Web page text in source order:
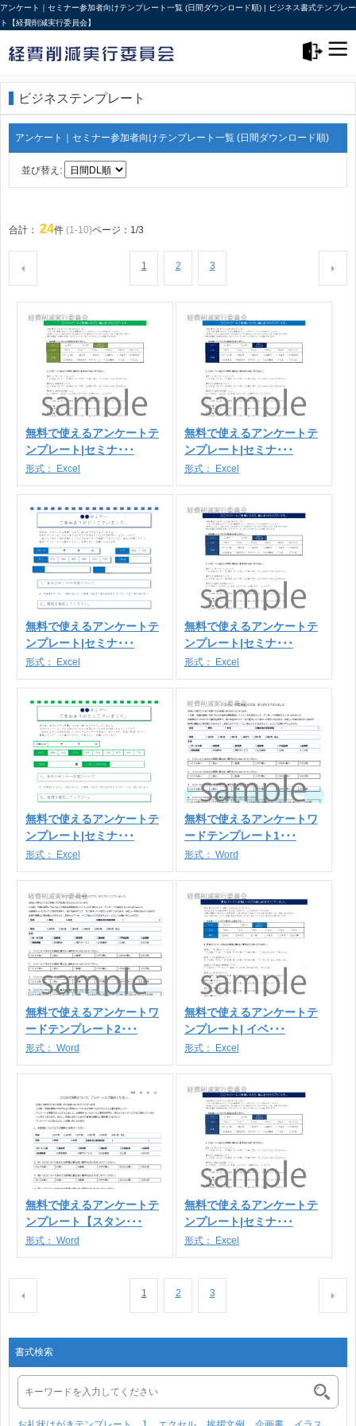
アンケート｜セミナー参加者向けテンプレート一覧 (日間ダウンロード順) | ビジネス書式テンプレー
ト【経費削減実行委員会】
ビジネステンプレート
アンケート｜セミナー参加者向けテンプレート一覧 (日間ダウンロード順)
並び替え:
合計： 24件 (1-10)ページ：1/3
1 2 3
無料で使えるアンケートテ
ンプレート|セミナ･･･
形式： Excel
無料で使えるアンケートテ
ンプレート|セミナ･･･
形式： Excel
無料で使えるアンケートテ
ンプレート|セミナ･･･
形式： Excel
無料で使えるアンケートテ
ンプレート|セミナ･･･
形式： Excel
無料で使えるアンケートテ
ンプレート|セミナ･･･
形式： Excel
無料で使えるアンケートワ
ードテンプレート1･･･
形式： Word
無料で使えるアンケートワ
ードテンプレート2･･･
形式： Word
無料で使えるアンケートテ
ンプレート| イベ･･･
形式： Excel
無料で使えるアンケートテ
ンプレート【スタン･･･
形式： Word
無料で使えるアンケートテ
ンプレート|セミナ･･･
形式： Excel
1 2 3
書式検索